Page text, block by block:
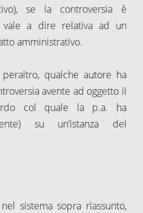
se la controversia è
vale a dire relativa ad un
amministrativo.
peraltro, qualche autore ha
avente ad oggetto il
col quale la p.a. ha
su un’istanza del
sistema sopra riassunto,